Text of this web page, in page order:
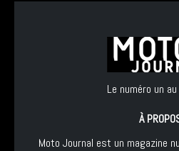
Le numéro un au
À
Moto Journal est un magazine